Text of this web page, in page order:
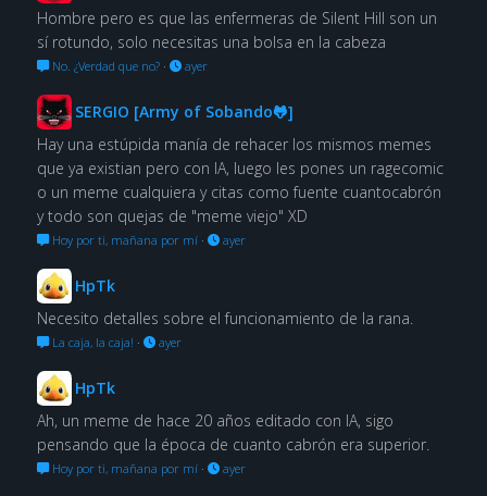
Hombre pero es que las enfermeras de Silent Hill son un
sí rotundo, solo necesitas una bolsa en la cabeza
No. ¿Verdad que no?· ayer
SERGIO [Army of Sobando🐸]
Hay una estúpida manía de rehacer los mismos memes
que ya existian pero con IA, luego les pones un ragecomic
o un meme cualquiera y citas como fuente cuantocabrón
y todo son quejas de "meme viejo" XD
Hoy por ti, mañana por mí· ayer
HpTk
Necesito detalles sobre el funcionamiento de la rana.
La caja, la caja! · ayer
HpTk
Ah, un meme de hace 20 años editado con IA, sigo
pensando que la época de cuanto cabrón era superior.
Hoy por ti, mañana por mí· ayer